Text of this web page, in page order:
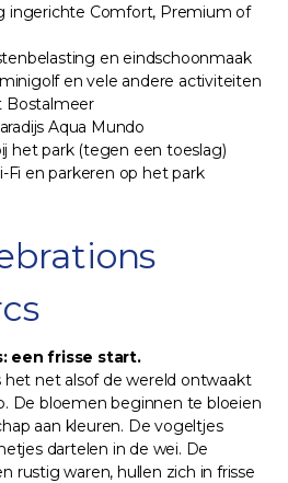
ingerichte Comfort, Premium of
en eindschoonmaak
en vele andere activiteiten
Bostalmeer
Aqua Mundo
het park (tegen een toeslag)
Fi en parkeren op het park
een frisse start.
het net alsof de wereld ontwaakt
De bloemen beginnen te bloeien
aan kleuren. De vogeltjes
dartelen in de wei. De
rustig waren, hullen zich in frisse